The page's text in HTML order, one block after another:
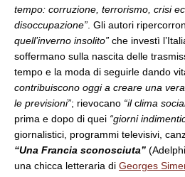
tempo: corruzione, terrorismo, crisi
disoccupazione” . Gli autori
quell’inverno insolito” che investì
soffermano sulla nascita delle
tempo e la moda di seguirle dando
contribuiscono oggi a creare una
le previsioni”; rievocano “ilclima
prima e dopo di quei “giorni
giornalistici, programmi televisivi,
“Una Francia sconosciuta”
una chicca letteraria di Georges